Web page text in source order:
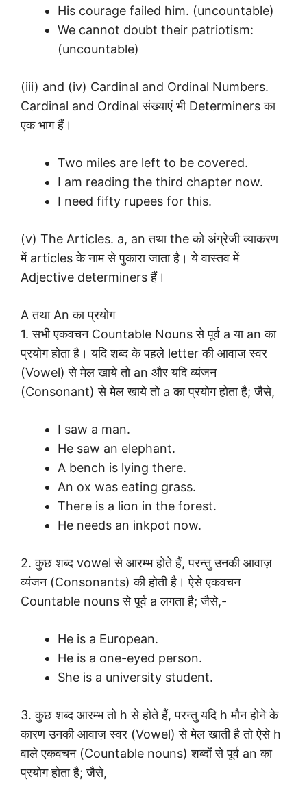
His courage failed him. (uncountable)
We cannot doubt their patriotism:
(uncountable)
(iii) and (iv) Cardinal and Ordinal Numbers.
Cardinal and Ordinal संख्याएं भी Determiners का
एक भाग हैं।
Two miles are left to be covered.
I am reading the third chapter now.
I need fifty rupees for this.
(v) The Articles. a, an तथा the को अंग्रेजी व्याकरण
में articles के नाम से पुकारा जाता है। ये वास्तव में
Adjective determiners हैं।
A तथा An का प्रयोग
1. सभी एकवचन Countable Nouns से पूर्व a या an का
प्रयोग होता है। यदि शब्द के पहले letter की आवाज़ स्वर
(Vowel) से मेल खाये तो an और यदि व्यंजन
(Consonant) से मेल खाये तो a का प्रयोग होता है; जैसे,
I saw a man.
He saw an elephant.
A bench is lying there.
An ox was eating grass.
There is a lion in the forest.
He needs an inkpot now.
2. कुछ शब्द vowel से आरम्भ होते हैं, परन्तु उनकी आवाज़
व्यंजन (Consonants) की होती है। ऐसे एकवचन
Countable nouns से पूर्व a लगता है; जैसे,-
He is a European.
He is a one-eyed person.
She is a university student.
3. कुछ शब्द आरम्भ तो h से होते हैं, परन्तु यदि h मौन होने के
कारण उनकी आवाज़ स्वर (Vowel) से मेल खाती है तो ऐसे h
वाले एकवचन (Countable nouns) शब्दों से पूर्व an का
प्रयोग होता है; जैसे,